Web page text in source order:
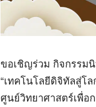
ขอเชิญร่วม กิจกรรมนิ
“เทคโนโลยีดิจิทัลสู่โ
ศูนย์วิทยาศาสตร์เพื่อ